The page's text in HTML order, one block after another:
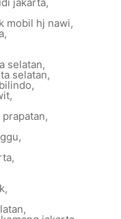
mobil hj nawi,
,
selatan,
selatan,
,
,
,
,
,
,
,